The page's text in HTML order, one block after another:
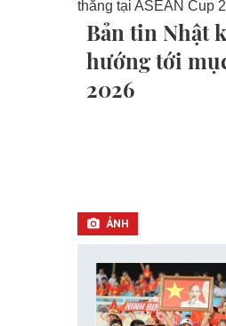
Bản tin Nhật
hướng tới
2026
ẢNH